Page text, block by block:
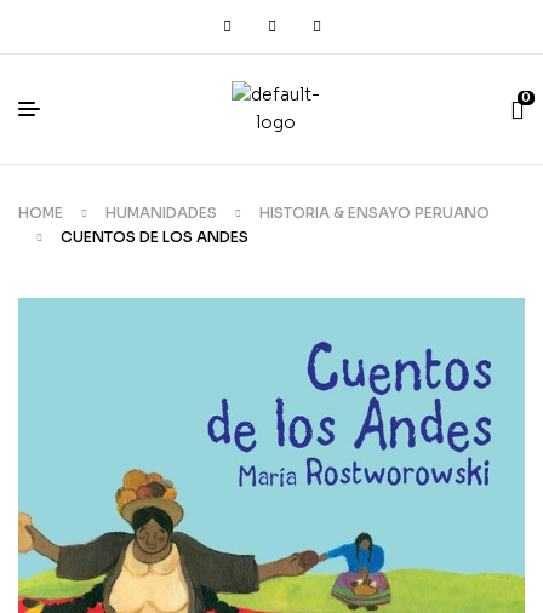
0
HOME HUMANIDADES
HISTORIA & ENSAYO PERUANO
CUENTOS DE LOS ANDES